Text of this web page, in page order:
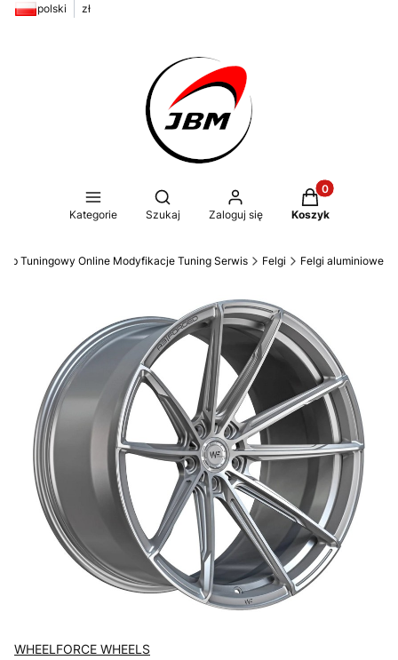
polski zł
Kategorie
Otwórz wyszukiwarkę
Szukaj Zaloguj się
Produkty w
Koszyk
Tuningowy Online Modyfikacje Tuning Serwis Felgi Felgi aluminiowe
WHEELFORCE WHEELS